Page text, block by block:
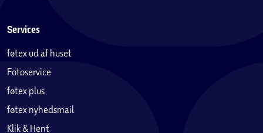
Services
føtex ud af huset
Fotoservice
føtex plus
føtex nyhedsmail
Klik & Hent